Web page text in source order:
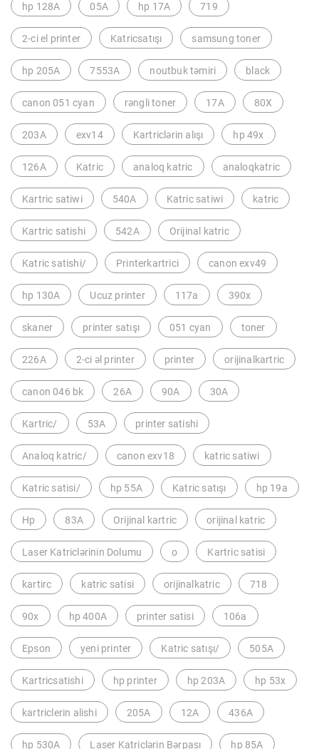
hp 128A 05A hp 17A 719
2-ci el printer Katricsatışı samsung toner
hp 205A 7553A noutbuk təmiri black
canon 051 cyan rəngli toner 17A 80X
203A exv14 Kartriclərin alışı hp 49x
126A Katric analoq katric analoqkatric
Kartric satiwi 540A Katric satiwi katric
Kartric satishi 542A Orijinal katric
Katric satishi/ Printerkartrici canon exv49
hp 130A Ucuz printer 117a 390x
skaner printer satışı 051 cyan toner
226A 2-ci əl printer printer orijinalkartric
canon 046 bk 26A 90A 30A
Kartric/ 53A printer satishi
Analoq katric/ canon exv18 katric satiwi
Katric satisi/ hp 55A Katric satışı hp 19a
Hp 83A Orijinal kartric orijinal katric
Laser Katriclərinin Dolumu o Kartric satisi
kartirc katric satisi orijinalkatric 718
90x hp 400A printer satisi 106a
Epson yeni printer Katric satışı/ 505A
Kartricsatishi hp printer hp 203A hp 53x
kartriclerin alishi 205A 12A 436A
hp 530A Laser Katriclərin Bərpası hp 85A